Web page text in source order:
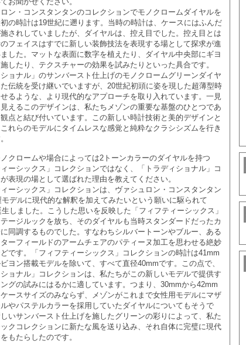
ン・コンスタンタンのコレクションでモノクロームダイヤルを
の時計は19世紀に遡ります。当時の時計は、ケースにはふんだ
されしていましたが、ダイヤルは、控え目でした。控え目とは
フェイスはすでに新しい装飾技法を表現する場として探求が進
した。マットな表面に数字を植えたり、ダイヤル中央部にギヨ
したり、テクスチャーの効果を試みたりといった具合です。
ショナル」のサンバースト仕上げのモノクロームグリーンダイヤ
伝統を受け継いでいますが、20世紀初頭に姿を現した超薄型時
るような、より現代的なアプローチを取り入れています。一見
えるこのデザインは、私たちメゾンの重要な基盤のひとつであ
点と結び付いています。この新しい時計技術と美的デザインと
れらのモデルにタイムレスな感覚と純粋なクラシシズムを行き
クロームや場合によっては2トーンカラーのダイヤルを持つ
ィーシックス」コレクションではなく、「トラディショナル」コ
表現の場として選ばれた理由を教えてください。
ィーシックス」コレクションは、ヴァシュロン・コンスタンタン
デルに現代的な解釈を加えてみたいという願いに駆られて
しました。こうした思いを反映した「フィフティーシックス」
ージルックを放ち、そのダイヤルも当時スタンダードだったカ
同調するものでした。すなわちシルバートーンやブルー、ある
ーフィールドのアームチェアのパティーヌ加工を思わせる絶妙
です。「フィフティーシックス」コレクションの時計は41mm
ヨン搭載モデルを除いて、すべて直径40mmです。この点で、
ショナル」コレクションは、私たちがこの新しいモデルで提供す
グの試みにはるかに適しています。つまり、30mmから42mm
ースサイズのみならず、メゾンがこれまで女性用モデルにマザ
やパステルカラーを採用していたダイヤルについてもそうで
いサンバースト仕上げを施したグリーンの彩りによって、私た
クコレクションに新たな風を送り込み、それ自体に完璧に現代
もたらしたのです。